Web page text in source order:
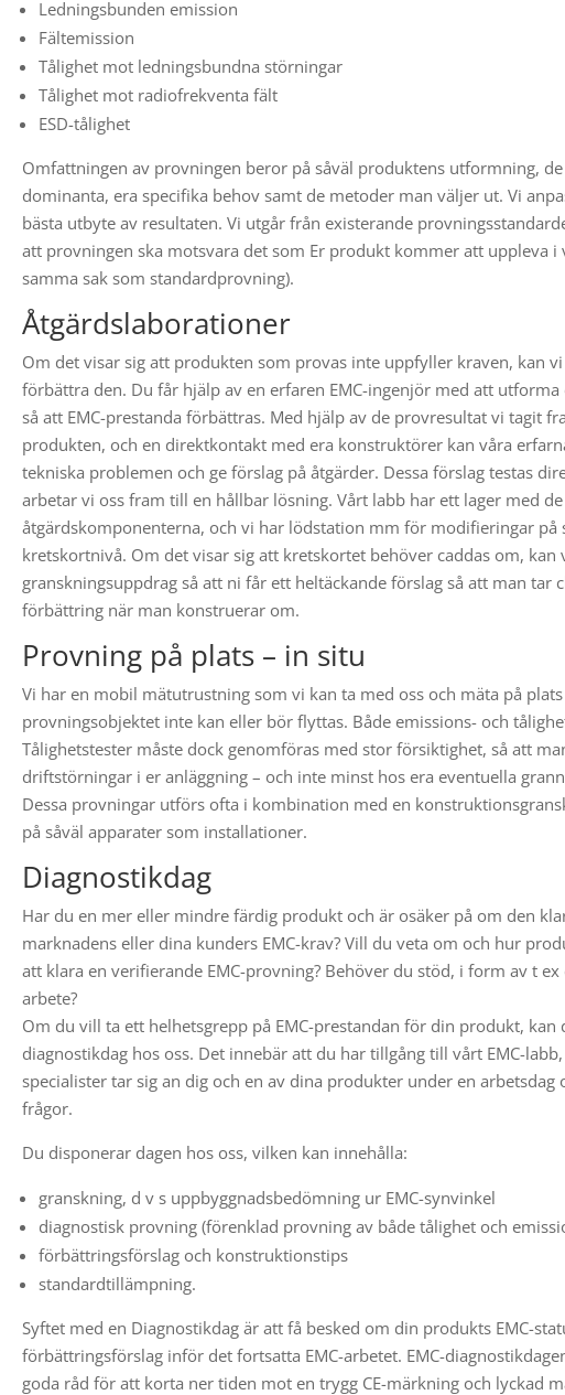
Ledningsbunden emission
Fältemission
Tålighet mot ledningsbundna störningar
Tålighet mot radiofrekventa fält
ESD-tålighet
Omfattningen av provningen beror på såväl produktens utformning,
dominanta, era specifika behov samt de metoder man väljer ut. Vi
bästa utbyte av resultaten. Vi utgår från existerande
att provningen ska motsvara det som Er produkt kommer att uppleva i
samma sak som standardprovning).
Åtgärdslaborationer
Om det visar sig att produkten som provas inte uppfyller kraven, kan
förbättra den. Du får hjälp av en erfaren EMC-ingenjör med att
så att EMC-prestanda förbättras. Med hjälp av de provresultat vi tagit
produkten, och en direktkontakt med era konstruktörer kan våra
tekniska problemen och ge förslag på åtgärder. Dessa förslag testas
arbetar vi oss fram till en hållbar lösning. Vårt labb har ett lager med
åtgärdskomponenterna, och vi har lödstation mm för modifieringar på
kretskortnivå. Om det visar sig att kretskortet behöver caddas om, kan
granskningsuppdrag så att ni får ett heltäckande förslag så att man tar
förbättring när man konstruerar om.
Provning på plats – in situ
Vi har en mobil mätutrustning som vi kan ta med oss och mäta på
provningsobjektet inte kan eller bör flyttas. Både emissions- och
Tålighetstester måste dock genomföras med stor försiktighet, så att
driftstörningar i er anläggning – och inte minst hos era eventuella
Dessa provningar utförs ofta i kombination med en
på såväl apparater som installationer.
Diagnostikdag
Har du en mer eller mindre färdig produkt och är osäker på om den
marknadens eller dina kunders EMC-krav? Vill du veta om och hur
att klara en verifierande EMC-provning? Behöver du stöd, i form av t
arbete?
Om du vill ta ett helhetsgrepp på EMC-prestandan för din produkt, kan
diagnostikdag hos oss. Det innebär att du har tillgång till vårt EMC-
specialister tar sig an dig och en av dina produkter under en arbetsdag
frågor.
Du disponerar dagen hos oss, vilken kan innehålla:
granskning, d v s uppbyggnadsbedömning ur EMC-synvinkel
diagnostisk provning (förenklad provning av både tålighet och
förbättringsförslag och konstruktionstips
standardtillämpning.
Syftet med en Diagnostikdag är att få besked om din produkts EMC-
förbättringsförslag inför det fortsatta EMC-arbetet. EMC-
goda råd för att korta ner tiden mot en trygg CE-märkning och lyckad